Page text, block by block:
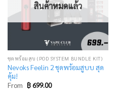
สินค้าหมดแล้ว
ชุดพร้อมสูบ (POD SYSTEM BUNDLE KIT)
Nevoks Feelin 2 ชุดพร้อมสูบบ สุด
คุ้ม!
From ฿699.00